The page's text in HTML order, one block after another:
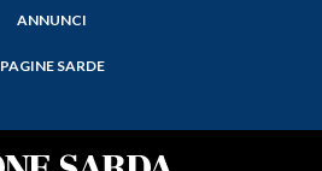
ANNUNCI
PAGINE SARDE